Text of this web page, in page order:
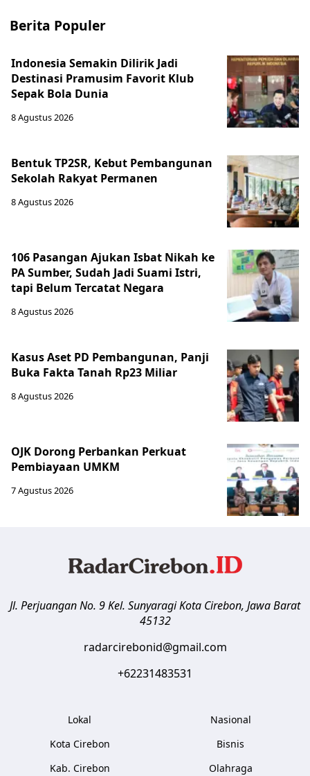
Berita Populer
Indonesia Semakin Dilirik Jadi
Destinasi Pramusim Favorit Klub
Sepak Bola Dunia
8 Agustus 2026
Bentuk TP2SR, Kebut Pembangunan
Sekolah Rakyat Permanen
8 Agustus 2026
106 Pasangan Ajukan Isbat Nikah ke
PA Sumber, Sudah Jadi Suami Istri,
tapi Belum Tercatat Negara
8 Agustus 2026
Kasus Aset PD Pembangunan, Panji
Buka Fakta Tanah Rp23 Miliar
8 Agustus 2026
OJK Dorong Perbankan Perkuat
Pembiayaan UMKM
7 Agustus 2026
Jl. Perjuangan No. 9 Kel. SunyaragiKota Cirebon, Jawa Barat
45132
radarcirebonid@gmail.com
+62231483531
Lokal
Kota Cirebon
Kab. Cirebon
Nasional
Bisnis
Olahraga